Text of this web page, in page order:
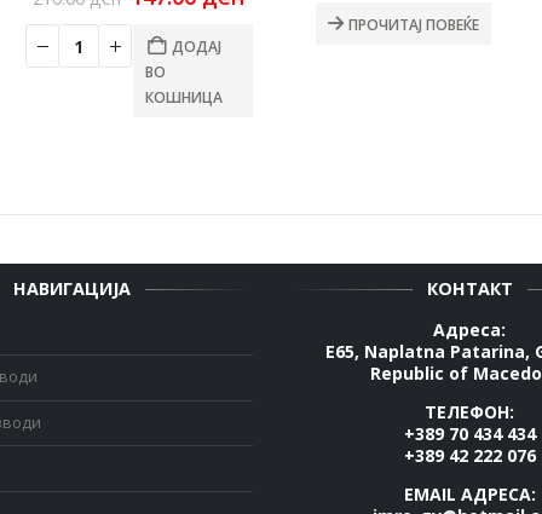
ден. was:
210.00 ден.
ДОДАЈ
ВО
КОШНИЦА
ПРОЧИТАЈ ПОВЕЌЕ
НАВИГАЦИЈА
КОНТАКТ
Адреса:
E65, Naplatna Patarina,
Republic of
ТЕЛЕФОН:
+389 70 434 434
+389 42 222 076
EMAIL АДРЕСА: